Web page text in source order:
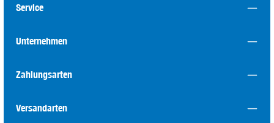
Service
Unternehmen
Zahlungsarten
Versandarten